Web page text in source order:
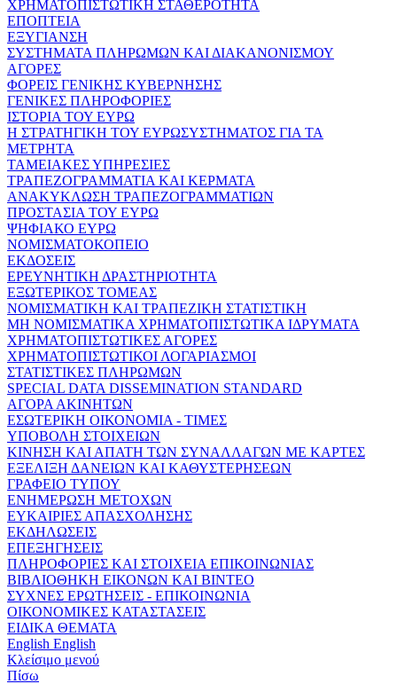
ΧΡΗΜΑΤΟΠΙΣΤΩΤΙΚΗ ΣΤΑΘΕΡΟΤΗΤΑ
ΕΠΟΠΤΕΙΑ
ΕΞΥΓΙΑΝΣΗ
ΣΥΣΤΗΜΑΤΑ ΠΛΗΡΩΜΩΝ ΚΑΙ ΔΙΑΚΑΝΟΝΙΣΜΟΥ
ΑΓΟΡΕΣ
ΦΟΡΕΙΣ ΓΕΝΙΚΗΣ ΚΥΒΕΡΝΗΣΗΣ
ΓΕΝΙΚΕΣ ΠΛΗΡΟΦΟΡΙΕΣ
ΙΣΤΟΡΙΑ ΤΟΥ ΕΥΡΩ
Η ΣΤΡΑΤΗΓΙΚΗ ΤΟΥ ΕΥΡΩΣΥΣΤΗΜΑΤΟΣ ΓΙΑ ΤΑ
ΜΕΤΡΗΤΑ
ΤΑΜΕΙΑΚΕΣ ΥΠΗΡΕΣΙΕΣ
ΤΡΑΠΕΖΟΓΡΑΜΜΑΤΙΑ ΚΑΙ ΚΕΡΜΑΤΑ
ΑΝΑΚΥΚΛΩΣΗ ΤΡΑΠΕΖΟΓΡΑΜΜΑΤΙΩΝ
ΠΡΟΣΤΑΣΙΑ ΤΟΥ ΕΥΡΩ
ΨΗΦΙΑΚΟ ΕΥΡΩ
ΝΟΜΙΣΜΑΤΟΚΟΠΕΙΟ
ΕΚΔΟΣΕΙΣ
ΕΡΕΥΝΗΤΙΚΗ ΔΡΑΣΤΗΡΙΟΤΗΤΑ
ΕΞΩΤΕΡΙΚΟΣ ΤΟΜΕΑΣ
ΝΟΜΙΣΜΑΤΙΚΗ ΚΑΙ ΤΡΑΠΕΖΙΚΗ ΣΤΑΤΙΣΤΙΚΗ
ΜΗ ΝΟΜΙΣΜΑΤΙΚΑ ΧΡΗΜΑΤΟΠΙΣΤΩΤΙΚΑ ΙΔΡΥΜΑΤΑ
ΧΡΗΜΑΤΟΠΙΣΤΩΤΙΚΕΣ ΑΓΟΡΕΣ
ΧΡΗΜΑΤΟΠΙΣΤΩΤΙΚΟΙ ΛΟΓΑΡΙΑΣΜΟΙ
ΣΤΑΤΙΣΤΙΚΕΣ ΠΛΗΡΩΜΩΝ
SPECIAL DATA DISSEMINATION STANDARD
ΑΓΟΡΑ ΑΚΙΝΗΤΩΝ
ΕΣΩΤΕΡΙΚΗ ΟΙΚΟΝΟΜΙΑ - ΤΙΜΕΣ
ΥΠΟΒΟΛΗ ΣΤΟΙΧΕΙΩΝ
ΚΙΝΗΣΗ ΚΑΙ ΑΠΑΤΗ ΤΩΝ ΣΥΝΑΛΛΑΓΩΝ ΜΕ ΚΑΡΤΕΣ
ΕΞΕΛΙΞΗ ΔΑΝΕΙΩΝ ΚΑΙ ΚΑΘΥΣΤΕΡΗΣΕΩΝ
ΓΡΑΦΕΙΟ ΤΥΠΟΥ
ΕΝΗΜΕΡΩΣΗ ΜΕΤΟΧΩΝ
ΕΥΚΑΙΡΙΕΣ ΑΠΑΣΧΟΛΗΣΗΣ
ΕΚΔΗΛΩΣΕΙΣ
ΕΠΕΞΗΓΗΣΕΙΣ
ΠΛΗΡΟΦΟΡΙΕΣ ΚΑΙ ΣΤΟΙΧΕΙΑ ΕΠΙΚΟΙΝΩΝΙΑΣ
ΒΙΒΛΙΟΘΗΚΗ ΕΙΚΟΝΩΝ ΚΑΙ ΒΙΝΤΕΟ
ΣΥΧΝΕΣ ΕΡΩΤΗΣΕΙΣ - ΕΠΙΚΟΙΝΩΝΙΑ
ΟΙΚΟΝΟΜΙΚΕΣ ΚΑΤΑΣΤΑΣΕΙΣ
ΕΙΔΙΚΑ ΘΕΜΑΤΑ
English English
Κλείσιμο μενού
Πίσω